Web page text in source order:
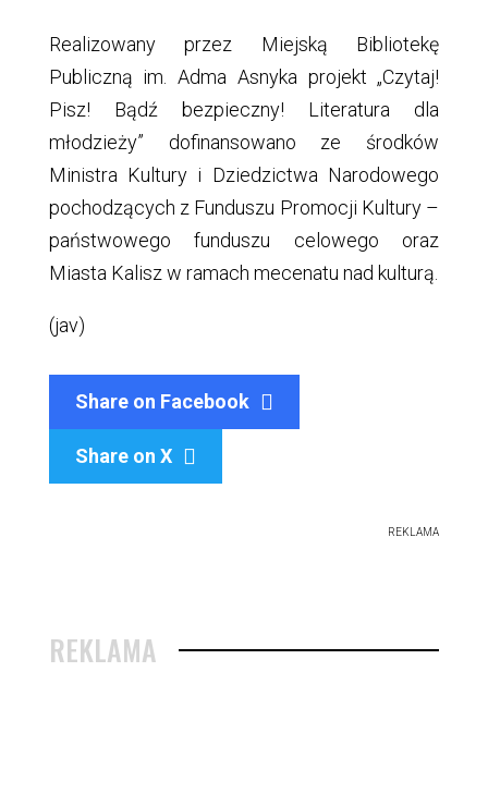
Realizowany przez Miejską Bibliotekę
Publiczną im. Adma Asnyka projekt „Czytaj!
Pisz! Bądź bezpieczny! Literatura dla
młodzieży” dofinansowano ze środków
Ministra Kultury i Dziedzictwa Narodowego
pochodzących z Funduszu Promocji Kultury –
państwowego funduszu celowego oraz
Miasta Kalisz w ramach mecenatu nad kulturą.
(jav)
Share on Facebook
Share on X 
REKLAMA
REKLAMA